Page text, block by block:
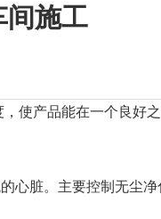
间施工
使产品能在一个良好
脏。主要控制无尘净